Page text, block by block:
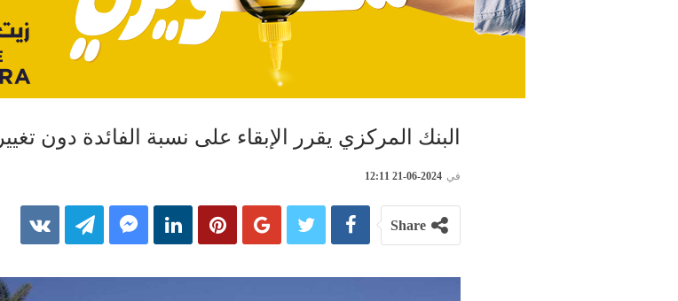
البنك المركزي يقرر الإبقاء على نسبة الفائدة دون تغییر
في 2024-06-21 12:11
Share